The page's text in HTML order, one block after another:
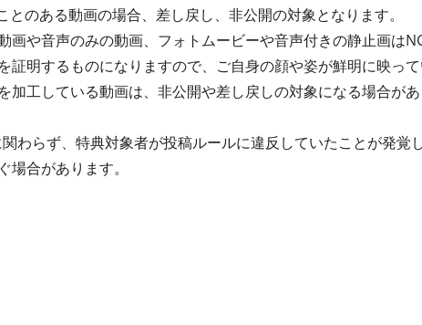
のある動画の場合、差し戻し、非公開の対象となります。
画や音声のみの動画、フォトムービーや音声付きの静止画は
証明するものになりますので、ご自身の顔や姿が鮮明に映って
加工している動画は、非公開や差し戻しの対象になる場合が
わらず、特典対象者が投稿ルールに違反していたことが発覚
場合があります。